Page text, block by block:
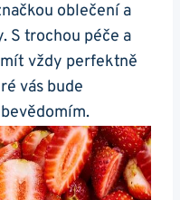
oblečení a
S ‌trochou péče a⁣
vždy perfektně
vás bude